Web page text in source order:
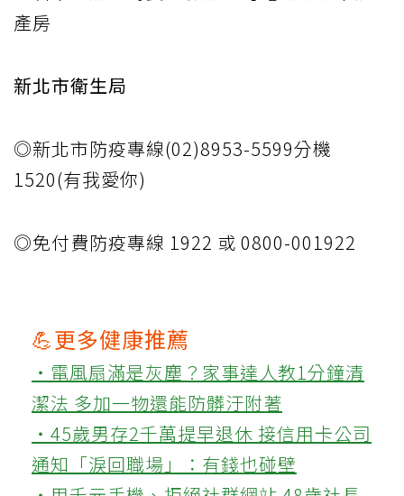
產房
新北市衛生局
◎新北市防疫專線(02)8953-5599分機
1520(有我愛你)
◎免付費防疫專線 1922 或 0800-001922
💪更多健康推薦
‧電風扇滿是灰塵？家事達人教1分鐘清
潔法 多加一物還能防髒汙附著
‧45歲男存2千萬提早退休 接信用卡公司
通知「淚回職場」：有錢也碰壁